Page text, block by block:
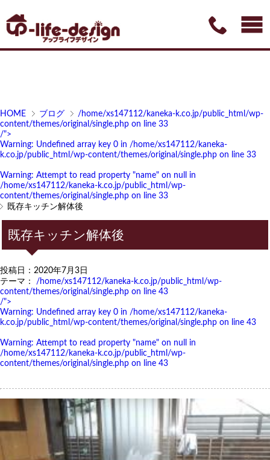
HOME ブログ
/home/xs147112/kaneka-k.co.jp/public_html/wp-
content/themes/original/single.php on line 33
/">
Warning: Undefined array key 0 in /home/xs147112/kaneka-
k.co.jp/public_html/wp-content/themes/original/single.php on line 33
Warning: Attempt to read property "name" on null in
/home/xs147112/kaneka-k.co.jp/public_html/wp-
content/themes/original/single.php on line 33
既存キッチン解体後
既存キッチン解体後
投稿日：2020年7月3日
テーマ： /home/xs147112/kaneka-k.co.jp/public_html/wp-
content/themes/original/single.php on line 43
/">
Warning: Undefined array key 0 in /home/xs147112/kaneka-
k.co.jp/public_html/wp-content/themes/original/single.php on line 43
Warning: Attempt to read property "name" on null in
/home/xs147112/kaneka-k.co.jp/public_html/wp-
content/themes/original/single.php on line 43